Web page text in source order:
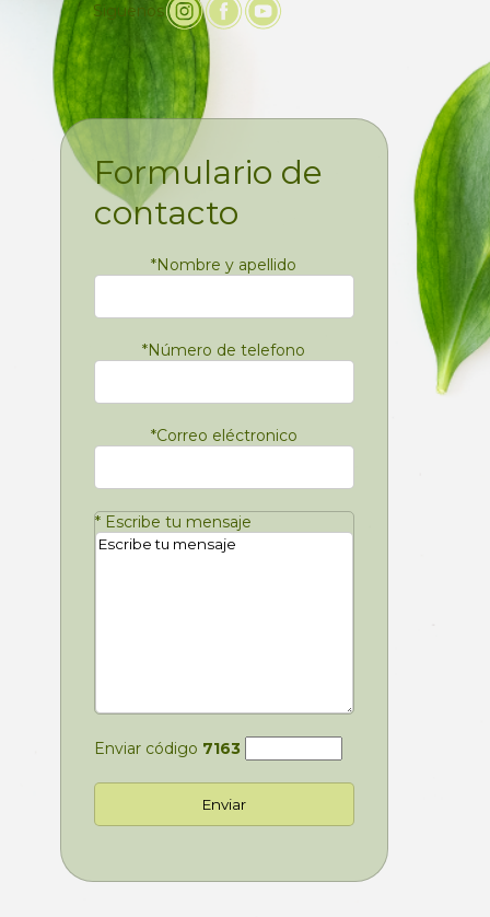
Siguenos
Formulario de
contacto
*Nombre y apellido
*Número de telefono
*Correo eléctronico
* Escribe tu mensaje
Enviar código 7163